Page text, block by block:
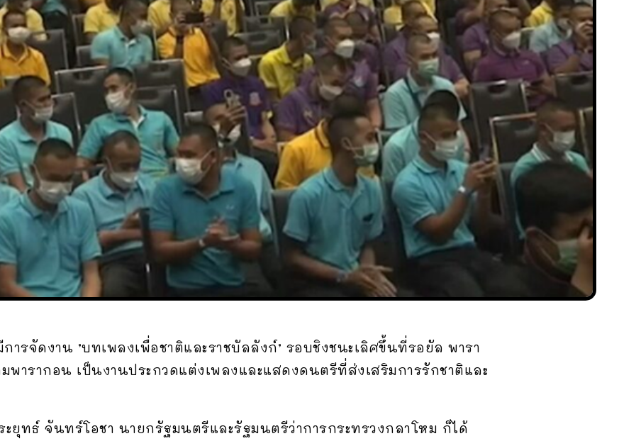
ารจัดงาน ’บทเพลงเพื่อชาติและราชบัลลังก์’ รอบชิงชนะเลิศขึ้นที่รอยัล พารา
ารากอน เป็นงานประกวดแต่งเพลงและแสดงดนตรีที่ส่งเสริมการรักชาติและ
ยุทธ์ จันทร์โอชา นายกรัฐมนตรีและรัฐมนตรีว่าการกระทรวงกลาโหม ก็ได้